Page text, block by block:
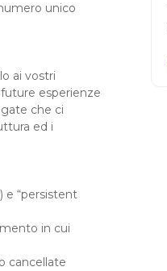
unico
ai vostri
esperienze
che ci
ed i
e “persistent
in cui
cancellate